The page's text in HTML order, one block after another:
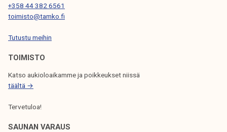
N
S
E
L
A
U
S
+358 44 382 6561
toimisto@tamko.fi
Tutustu meihin
TOIMISTO
Katso aukioloaikamme ja poikkeukset niissä
täältä →
Tervetuloa!
SAUNAN VARAUS